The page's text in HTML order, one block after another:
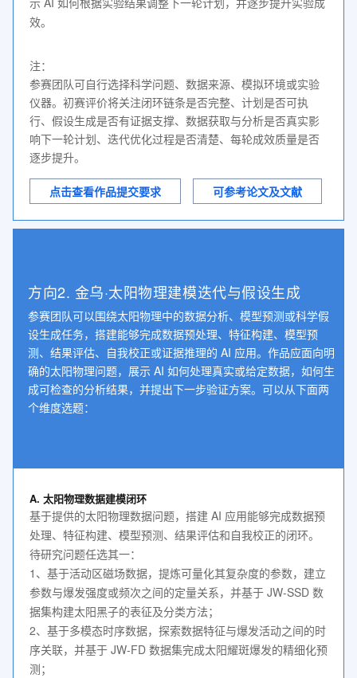
效。
注：
参赛团队可自行选择科学问题、数据来源、模拟环境或实验
仪器。初赛评价将关注闭环链条是否完整、计划是否可执
行、假设生成是否有证据支撑、数据获取与分析是否真实影
响下一轮计划、迭代优化过程是否清楚、每轮成效质量是否
逐步提升。
点击查看作品提交要求 可参考论文及文献
方向2. 金乌·太阳物理建模迭代与假设生成
参赛团队可以围绕太阳物理中的数据分析、模型预测或科学假
设生成任务，搭建能够完成数据预处理、特征构建、模型预
测、结果评估、自我校正或证据推理的 AI 应用。作品应面向明
确的太阳物理问题，展示 AI 如何处理真实或给定数据，如何生
成可检查的分析结果，并提出下一步验证方案。可以从下面两
个维度选题：
A. 太阳物理数据建模闭环
基于提供的太阳物理数据问题，搭建 AI 应用能够完成数据预
处理、特征构建、模型预测、结果评估和自我校正的闭环。
待研究问题任选其一：
1、基于活动区磁场数据，提炼可量化其复杂度的参数，建立
参数与爆发强度或频次之间的定量关系，并基于 JW-SSD 数
据集构建太阳黑子的表征及分类方法；
2、基于多模态时序数据，探索数据特征与爆发活动之间的时
序关联，并基于 JW-FD 数据集完成太阳耀斑爆发的精细化预
测；